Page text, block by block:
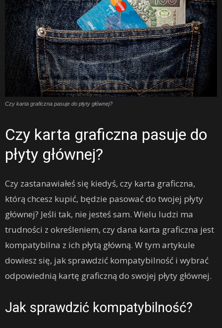
Czy karta graficzna pasuje do płyty głównej?
Czy karta graficzna pasuje do
płyty głównej?
Czy zastanawiałeś się kiedyś, czy karta graficzna,
którą chcesz kupić, będzie pasować do twojej płyty
głównej? Jeśli tak, nie jesteś sam. Wielu ludzi ma
trudności z określeniem, czy dana karta graficzna jest
kompatybilna z ich płytą główną. W tym artykule
dowiesz się, jak sprawdzić kompatybilność i wybrać
odpowiednią kartę graficzną do swojej płyty głównej.
Jak sprawdzić kompatybilność?